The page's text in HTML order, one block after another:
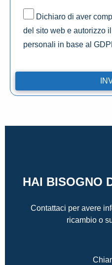
Dichiaro di aver
del sito web e autorizzo
personali in base al
HAI BISOGNO
Contattaci per avere
ricambio o